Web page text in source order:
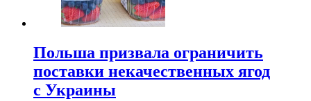
Польша призвала ограничить
поставки некачественных ягод
с Украины